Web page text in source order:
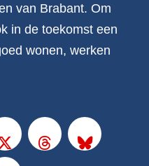
van Brabant. Om
in de toekomst een
wonen, werken